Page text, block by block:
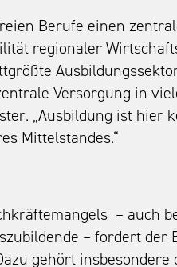
Berufe einen
regionaler
Versorgung in
„Ausbildung ist hier
Mittelstandes.“
– auch
– fordert der
gehört insbesondere